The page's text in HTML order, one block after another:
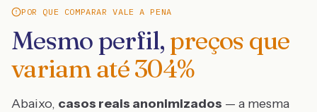
POR QUE COMPARAR VALE A PENA
Mesmo perfil, preços que
variam até304%
Abaixo, casos reais anonimizados — a mesma